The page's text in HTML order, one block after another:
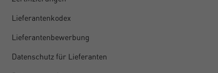
Lieferantenkodex
Lieferantenbewerbung
Datenschutz für Lieferanten